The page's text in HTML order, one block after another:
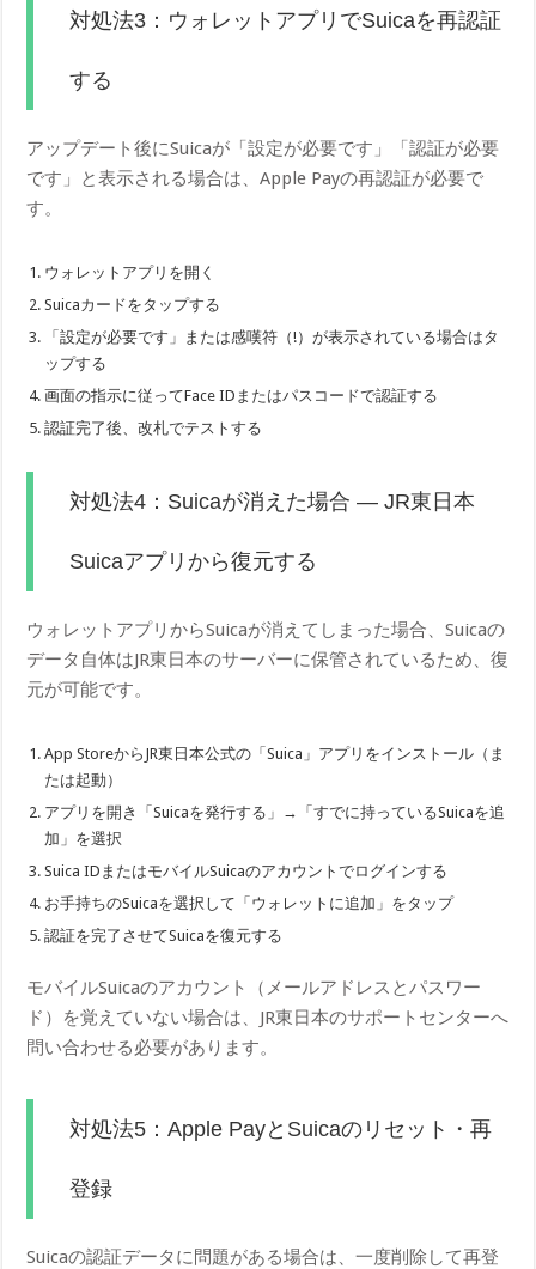
対処法3：ウォレットアプリでSuicaを再認証
する
アップデート後にSuicaが「設定が必要です」「認証が必要
です」と表示される場合は、Apple Payの再認証が必要で
す。
ウォレットアプリを開く
Suicaカードをタップする
「設定が必要です」または感嘆符（!）が表示されている場合はタ
ップする
画面の指示に従ってFace IDまたはパスコードで認証する
認証完了後、改札でテストする
対処法4：Suicaが消えた場合 — JR東日本
Suicaアプリから復元する
ウォレットアプリからSuicaが消えてしまった場合、Suicaの
データ自体はJR東日本のサーバーに保管されているため、復
元が可能です。
App StoreからJR東日本公式の「Suica」アプリをインストール（ま
たは起動）
アプリを開き「Suicaを発行する」→「すでに持っているSuicaを追
加」を選択
Suica IDまたはモバイルSuicaのアカウントでログインする
お手持ちのSuicaを選択して「ウォレットに追加」をタップ
認証を完了させてSuicaを復元する
モバイルSuicaのアカウント（メールアドレスとパスワー
ド）を覚えていない場合は、JR東日本のサポートセンターへ
問い合わせる必要があります。
対処法5：Apple PayとSuicaのリセット・再
登録
Suicaの認証データに問題がある場合は、一度削除して再登